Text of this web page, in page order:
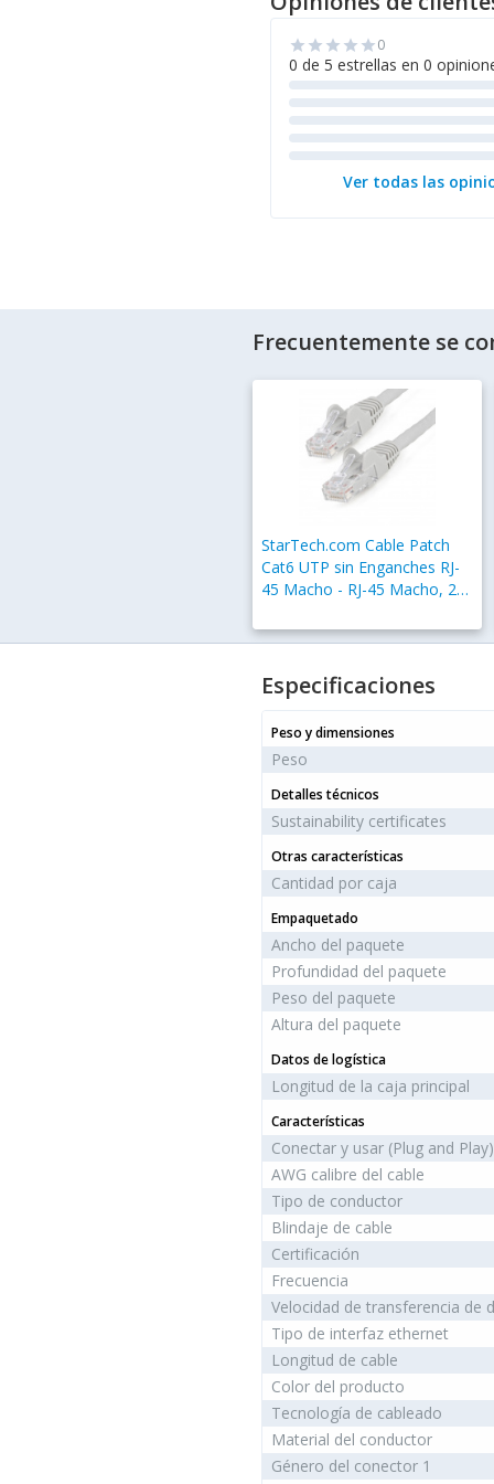
star star star star star0
0 de 5 estrellas en 0
Ver todas las
Frecuentemente se
StarTech.com Cable Patch
Cat6 UTP sin Enganches RJ-
45 Macho - RJ-45 Macho, 2
Especificaciones
Peso y dimensiones
Peso
Detalles técnicos
Sustainability certificates
Otras características
Cantidad por caja
Empaquetado
Ancho del paquete
Profundidad del paquete
Peso del paquete
Altura del paquete
Datos de logística
Longitud de la caja principal
Características
Conectar y usar (Plug and Play)
AWG calibre del cable
Tipo de conductor
Blindaje de cable
Certificación
Frecuencia
Velocidad de transferencia de
Tipo de interfaz ethernet
Longitud de cable
Color del producto
Tecnología de cableado
Material del conductor
Género del conector 1